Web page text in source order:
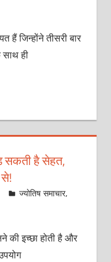
हैं जिन्‍होंने तीसरी बार
ही
सकती है सेहत,
से!
ज्योतिष समाचार,
की इच्छा होती है और